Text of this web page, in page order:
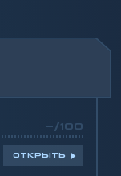
-/100
ОТКРЫТЬ